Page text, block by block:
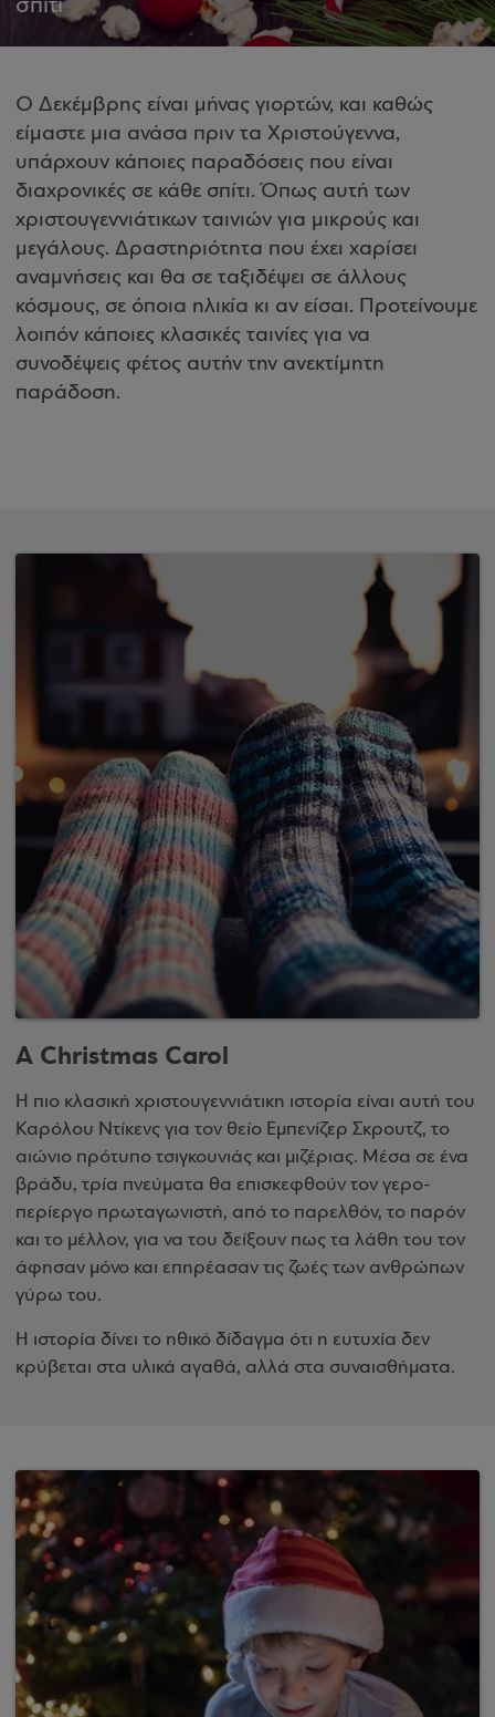
σπίτι
Ο Δεκέμβρης είναι μήνας γιορτών, και καθώς
είμαστε μια ανάσα πριν τα Χριστούγεννα,
υπάρχουν κάποιες παραδόσεις που είναι
διαχρονικές σε κάθε σπίτι. Όπως αυτή των
χριστουγεννιάτικων ταινιών για μικρούς και
μεγάλους. Δραστηριότητα που έχει χαρίσει
αναμνήσεις και θα σε ταξιδέψει σε άλλους
κόσμους, σε όποια ηλικία κι αν είσαι. Προτείνουμε
λοιπόν κάποιες κλασικές ταινίες για να
συνοδέψεις φέτος αυτήν την ανεκτίμητη
παράδοση.
A Christmas Carol
Η πιο κλασική χριστουγεννιάτικη ιστορία είναι αυτή του
Καρόλου Ντίκενς για τον θείο Εμπενίζερ Σκρουτζ, το
αιώνιο πρότυπο τσιγκουνιάς και μιζέριας. Μέσα σε ένα
βράδυ, τρία πνεύματα θα επισκεφθούν τον γερο-
περίεργο πρωταγωνιστή, από το παρελθόν, το παρόν
και το μέλλον, για να του δείξουν πως τα λάθη του τον
άφησαν μόνο και επηρέασαν τις ζωές των ανθρώπων
γύρω του.
Η ιστορία δίνει το ηθικό δίδαγμα ότι η ευτυχία δεν
κρύβεται στα υλικά αγαθά, αλλά στα συναισθήματα.